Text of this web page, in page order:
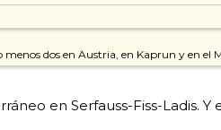
dos en Austria, en Kaprun y en el
en Serfauss-Fiss-Ladis. Y